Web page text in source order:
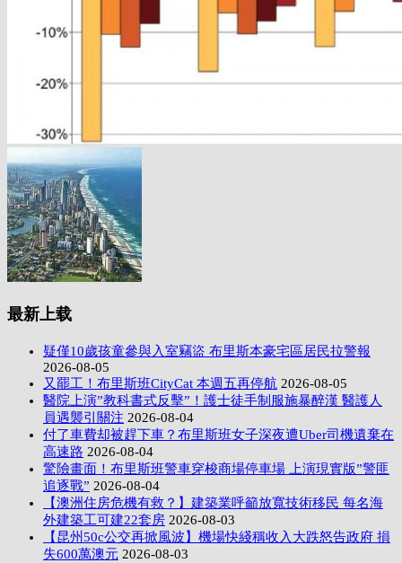
最新上载
疑僅10歲孩童參與入室竊盜 布里斯本豪宅區居民拉警報
2026-08-05
又罷工！布里斯班CityCat 本週五再停航 2026-08-05
醫院上演”教科書式反擊”！護士徒手制服施暴醉漢 醫護人
員遇襲引關注 2026-08-04
付了車費却被趕下車？布里斯班女子深夜遭Uber司機遺棄在
高速路 2026-08-04
驚險畫面！布里斯班警車穿梭商場停車場 上演現實版”警匪
追逐戰” 2026-08-04
【澳洲住房危機有救？】建築業呼籲放寬技術移民 每名海
外建築工可建22套房 2026-08-03
【昆州50c公交再掀風波】機場快綫稱收入大跌怒告政府 損
失600萬澳元 2026-08-03